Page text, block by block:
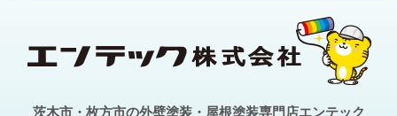
茨木市・枚方市の外壁塗装・屋根塗装専門店エンテック